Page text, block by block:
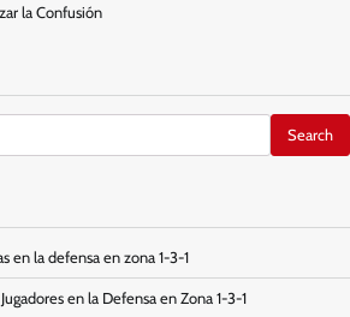
la Confusión
en la defensa en zona 1-3-1
en la Defensa en Zona 1-3-1